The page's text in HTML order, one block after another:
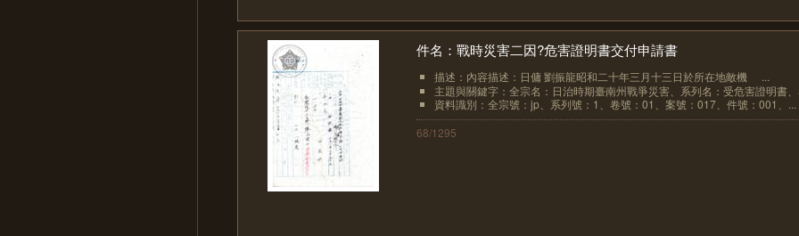
件名：戰時災害二因?危害證明書交付申請書
描述：內容描述：日傭 劉振龍昭和二十年三月十三日於所在地敵機
...
主題與關鍵字：全宗名：日治時期臺南州戰爭災害、系列名：受危害證明書
資料識別：全宗號：jp、系列號：1、卷號：01、案號：017、件號：001、...
68/1295